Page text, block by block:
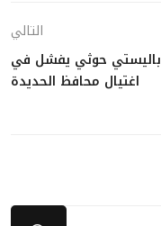
التالي
باليستي حوثي يفشل في
اغتيال محافظ الحديدة